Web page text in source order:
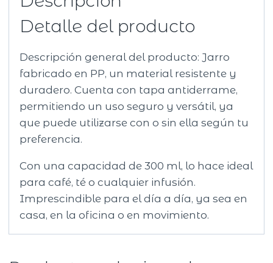
Detalle del producto
Descripción general del producto: Jarro
fabricado en PP, un material resistente y
duradero. Cuenta con tapa antiderrame,
permitiendo un uso seguro y versátil, ya
que puede utilizarse con o sin ella según tu
preferencia.
Con una capacidad de 300 ml, lo hace ideal
para café, té o cualquier infusión.
Imprescindible para el día a día, ya sea en
casa, en la oficina o en movimiento.